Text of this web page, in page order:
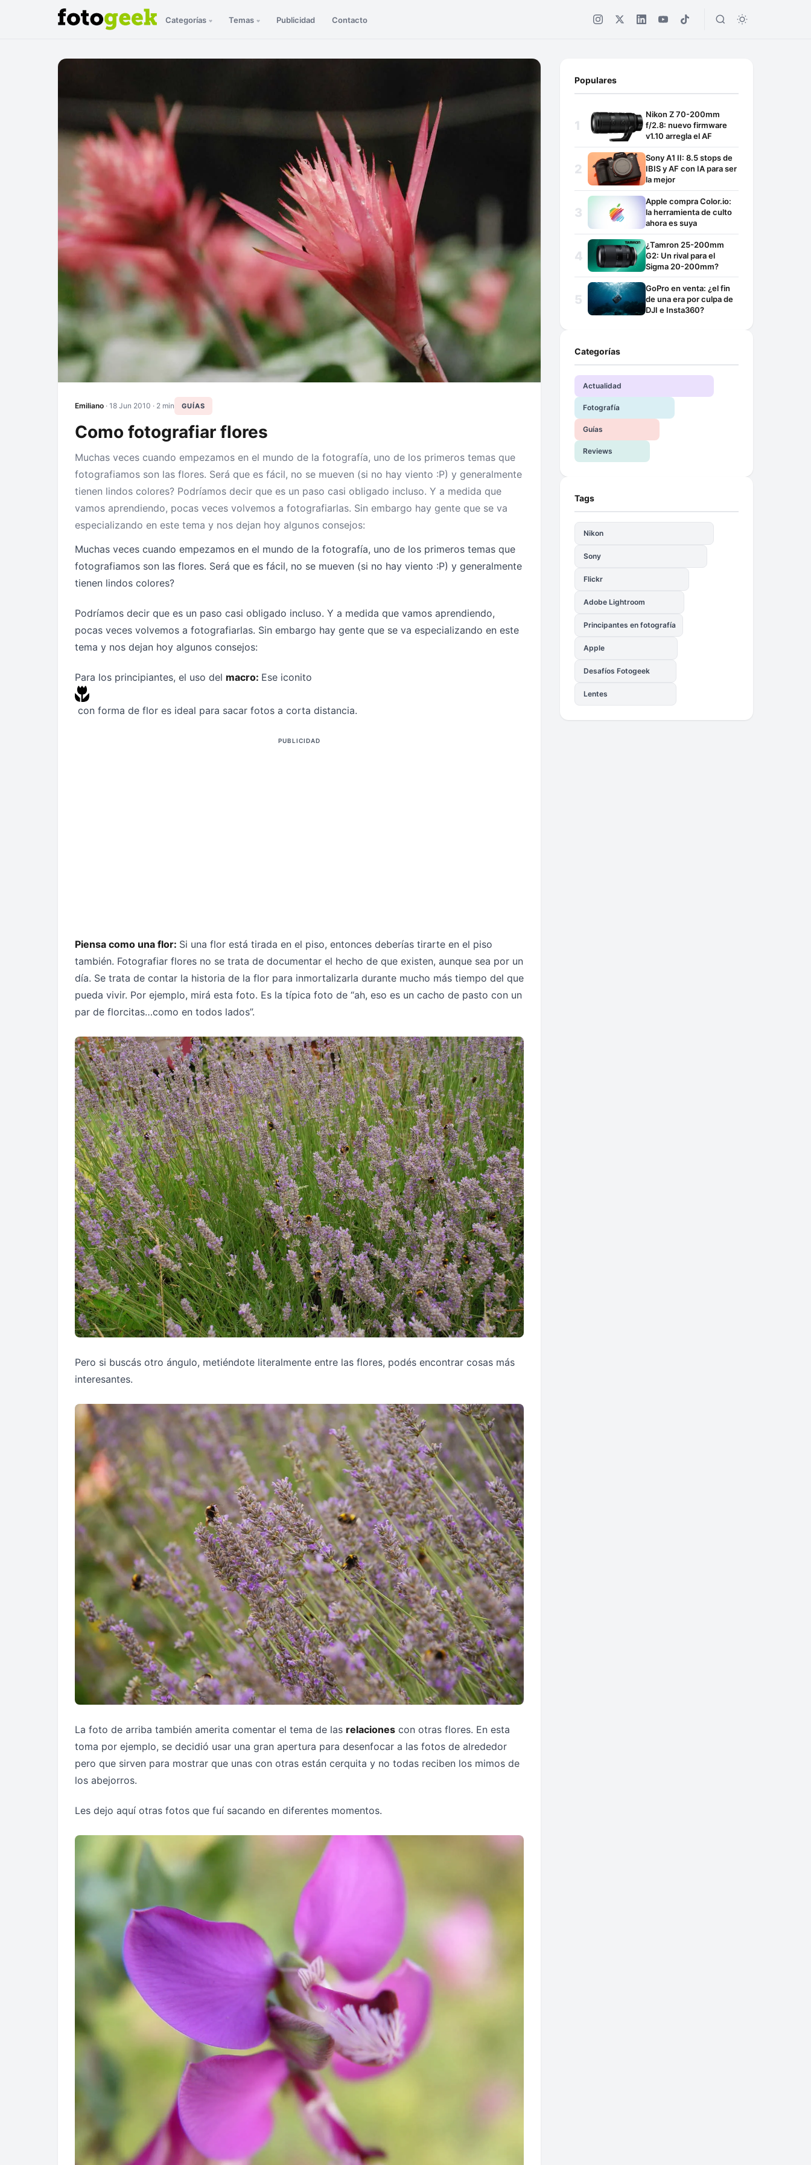
Categorías Temas Publicidad Contacto
Emiliano · 18 Jun 2010 · 2 min GUÍAS
Como fotografiar flores
Muchas veces cuando empezamos en el mundo de la fotografía, uno de los primeros temas que
fotografiamos son las flores. Será que es fácil, no se mueven (si no hay viento :P) y generalmente
tienen lindos colores? Podríamos decir que es un paso casi obligado incluso. Y a medida que
vamos aprendiendo, pocas veces volvemos a fotografiarlas. Sin embargo hay gente que se va
especializando en este tema y nos dejan hoy algunos consejos:
Muchas veces cuando empezamos en el mundo de la fotografía, uno de los primeros temas que
fotografiamos son las flores. Será que es fácil, no se mueven (si no hay viento :P) y generalmente
tienen lindos colores?
Podríamos decir que es un paso casi obligado incluso. Y a medida que vamos aprendiendo,
pocas veces volvemos a fotografiarlas. Sin embargo hay gente que se va especializando en este
tema y nos dejan hoy algunos consejos:
Para los principiantes, el uso del macro: Ese iconito
con forma de flor es ideal para sacar fotos a corta distancia.
PUBLICIDAD
Piensa como una flor: Si una flor está tirada en el piso, entonces deberías tirarte en el piso
también. Fotografiar flores no se trata de documentar el hecho de que existen, aunque sea por un
día. Se trata de contar la historia de la flor para inmortalizarla durante mucho más tiempo del que
pueda vivir. Por ejemplo, mirá esta foto. Es la típica foto de “ah, eso es un cacho de pasto con un
par de florcitas…como en todos lados”.
Pero si buscás otro ángulo, metiéndote literalmente entre las flores, podés encontrar cosas más
interesantes.
La foto de arriba también amerita comentar el tema de las relaciones con otras flores. En esta
toma por ejemplo, se decidió usar una gran apertura para desenfocar a las fotos de alrededor
pero que sirven para mostrar que unas con otras están cerquita y no todas reciben los mimos de
los abejorros.
Les dejo aquí otras fotos que fuí sacando en diferentes momentos.
Populares
Nikon Z 70-200mm
f/2.8: nuevo firmware
v1.10 arregla el AF
Sony A1 II: 8.5 stops de
IBIS y AF con IA para ser
la mejor
Apple compra Color.io:
la herramienta de culto
ahora es suya
¿Tamron 25-200mm
G2: Un rival para el
Sigma 20-200mm?
GoPro en venta: ¿el fin
de una era por culpa de
DJI e Insta360?
Categorías
Actualidad
Fotografía
Guías
Reviews
Tags
Nikon
Sony
Flickr
Adobe Lightroom
Principantes en fotografía
Apple
Desafíos Fotogeek
Lentes